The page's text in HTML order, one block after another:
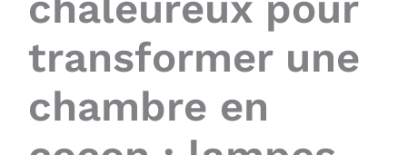
transformer une
chambre en